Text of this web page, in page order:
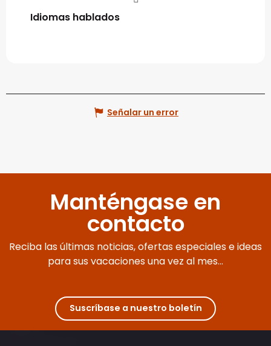
Idiomas hablados
Idiomas hablados
Señalar un error
Manténgase en
contacto
Reciba las últimas noticias, ofertas especiales e ideas
para sus vacaciones una vez al mes...
Suscríbase a nuestro boletín